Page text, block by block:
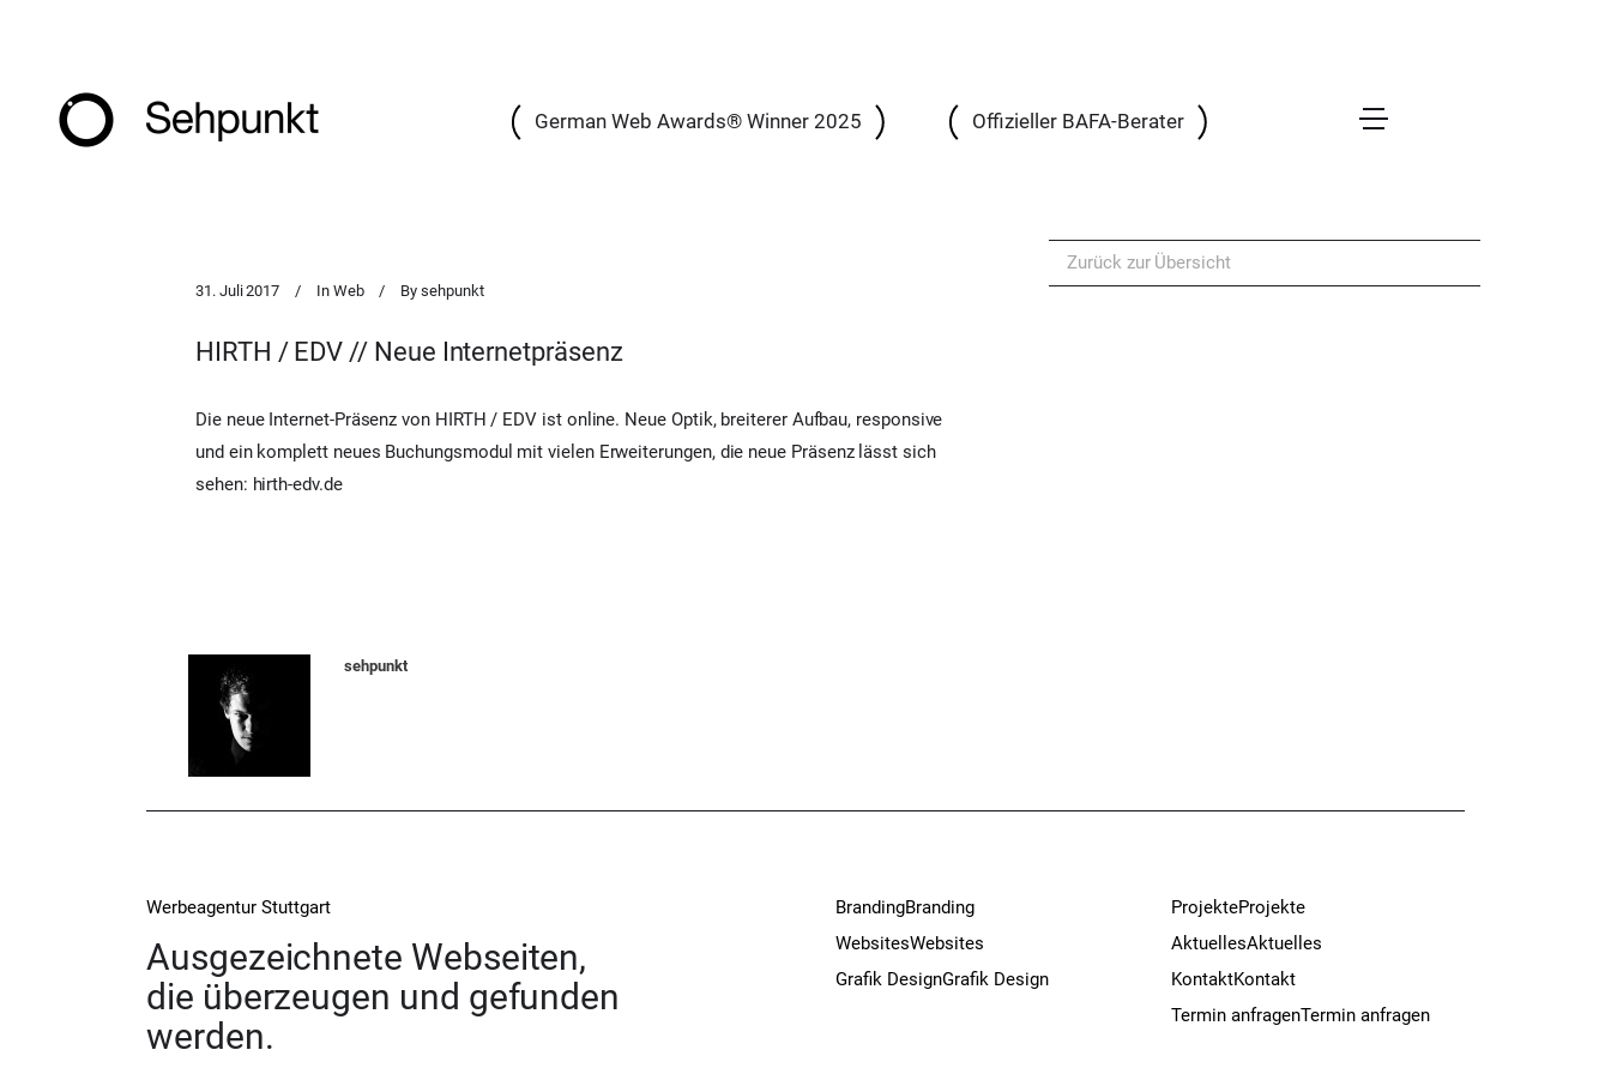
German Web Awards® Winner 2025 Offizieller BAFA-Berater
31. Juli 2017 In Web By sehpunkt
HIRTH / EDV // Neue Internetpräsenz
Die neue Internet-Präsenz von HIRTH / EDV ist online. Neue Optik, breiterer Aufbau, responsive
und ein komplett neues Buchungsmodul mit vielen Erweiterungen, die neue Präsenz lässt sich
sehen: hirth-edv.de
sehpunkt
Zurück zur Übersicht
Werbeagentur Stuttgart
Ausgezeichnete Webseiten,
die überzeugen und gefunden
werden.
BrandingBranding
WebsitesWebsites
Grafik DesignGrafik Design
ProjekteProjekte
AktuellesAktuelles
KontaktKontakt
Termin anfragenTermin anfragen